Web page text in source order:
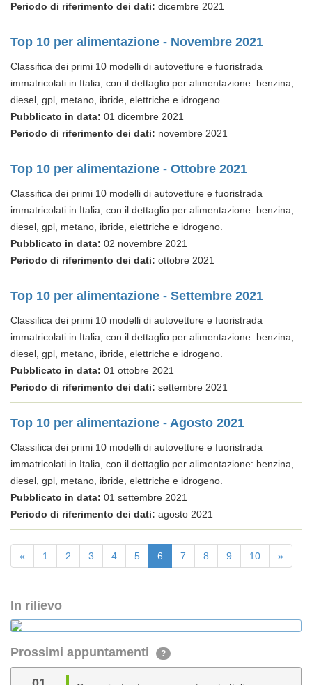
Periodo di riferimento dei dati: dicembre 2021
Top 10 per alimentazione - Novembre 2021
Classifica dei primi 10 modelli di autovetture e fuoristrada
immatricolati in Italia, con il dettaglio per alimentazione: benzina,
diesel, gpl, metano, ibride, elettriche e idrogeno.
Pubblicato in data: 01 dicembre 2021
Periodo di riferimento dei dati: novembre 2021
Top 10 per alimentazione - Ottobre 2021
Classifica dei primi 10 modelli di autovetture e fuoristrada
immatricolati in Italia, con il dettaglio per alimentazione: benzina,
diesel, gpl, metano, ibride, elettriche e idrogeno.
Pubblicato in data: 02 novembre 2021
Periodo di riferimento dei dati: ottobre 2021
Top 10 per alimentazione - Settembre 2021
Classifica dei primi 10 modelli di autovetture e fuoristrada
immatricolati in Italia, con il dettaglio per alimentazione: benzina,
diesel, gpl, metano, ibride, elettriche e idrogeno.
Pubblicato in data: 01 ottobre 2021
Periodo di riferimento dei dati: settembre 2021
Top 10 per alimentazione - Agosto 2021
Classifica dei primi 10 modelli di autovetture e fuoristrada
immatricolati in Italia, con il dettaglio per alimentazione: benzina,
diesel, gpl, metano, ibride, elettriche e idrogeno.
Pubblicato in data: 01 settembre 2021
Periodo di riferimento dei dati: agosto 2021
« 1 2 3 4 5 6 7 8 9 10 »
In rilievo
Prossimi appuntamenti ?